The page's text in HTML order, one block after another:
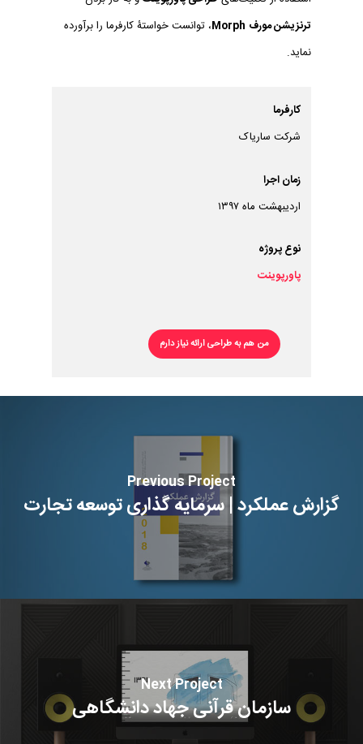
ترنزیشن مورف Morph، توانست خواستۀ کارفرما را برآورده
نماید.
کارفرما
شرکت ساریاک
زمان اجرا
اردیبهشت ماه ۱۳۹۷
نوع پروژه
پاورپوینت
من هم به طراحی ارائه نیاز دارم
Previous Project
گزارش عملکرد | سرمایه گذاری توسعه تجارت
Next Project
سازمان قرآنی جهاد دانشگاهی